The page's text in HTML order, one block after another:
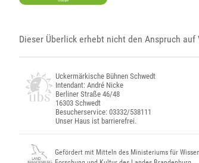
Dieser Überlick erhebt nicht den Anspruch
Uckermärkische Bühnen Schwedt
Intendant: André Nicke
Berliner Straße 46/48
16303 Schwedt
Besucherservice: 03332/538111
Unser Haus ist barrierefrei.
Gefördert mit Mitteln des Ministeriums für